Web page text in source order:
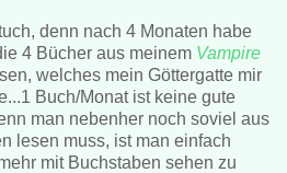
denn nach 4 Monaten habe
4 Bücher aus meinem Vampire
welches mein Göttergatte mir
Buch/Monat ist keine gute
man nebenher noch soviel aus
lesen muss, ist man einfach
mit Buchstaben sehen zu